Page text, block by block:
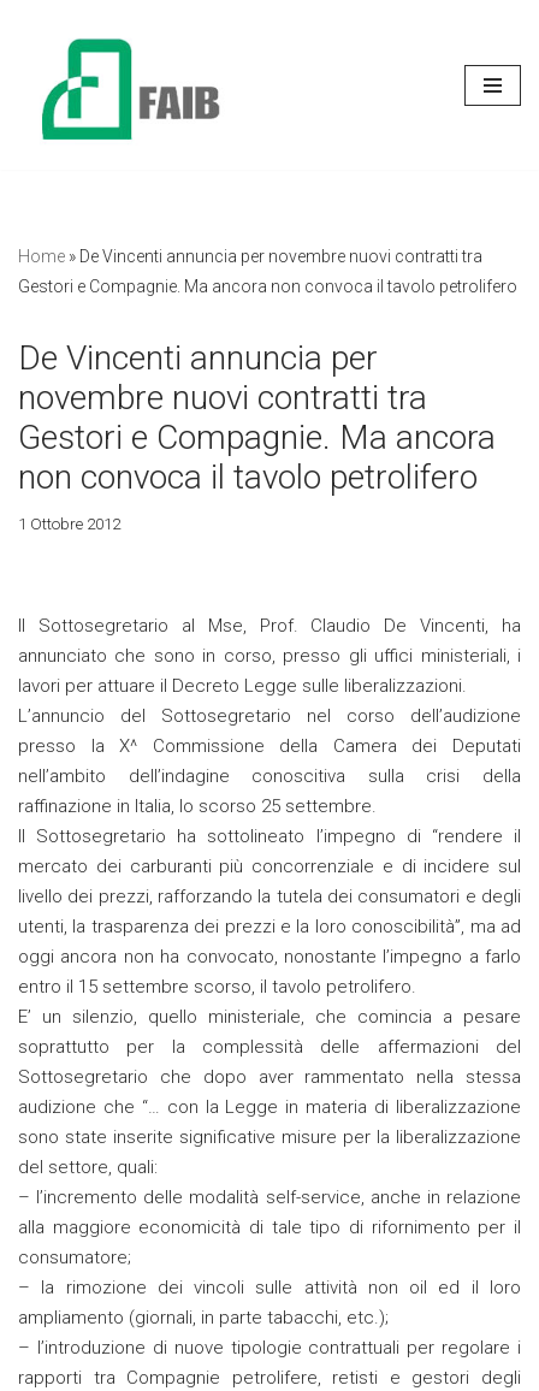
contenuto
Home » De Vincenti annuncia per novembre nuovi contratti tra
Gestori e Compagnie. Ma ancora non convoca il tavolo petrolifero
De Vincenti annuncia per
novembre nuovi contratti tra
Gestori e Compagnie. Ma ancora
non convoca il tavolo petrolifero
1 Ottobre 2012
Il Sottosegretario al Mse, Prof. Claudio De Vincenti, ha
annunciato che sono in corso, presso gli uffici ministeriali, i
lavori per attuare il Decreto Legge sulle liberalizzazioni.
L’annuncio del Sottosegretario nel corso dell’audizione
presso la X^ Commissione della Camera dei Deputati
nell’ambito dell’indagine conoscitiva sulla crisi della
raffinazione in Italia, lo scorso 25 settembre.
Il Sottosegretario ha sottolineato l’impegno di “rendere il
mercato dei carburanti più concorrenziale e di incidere sul
livello dei prezzi, rafforzando la tutela dei consumatori e degli
utenti, la trasparenza dei prezzi e la loro conoscibilità”, ma ad
oggi ancora non ha convocato, nonostante l’impegno a farlo
entro il 15 settembre scorso, il tavolo petrolifero.
E’ un silenzio, quello ministeriale, che comincia a pesare
soprattutto per la complessità delle affermazioni del
Sottosegretario che dopo aver rammentato nella stessa
audizione che “… con la Legge in materia di liberalizzazione
sono state inserite significative misure per la liberalizzazione
del settore, quali:
– l’incremento delle modalità self-service, anche in relazione
alla maggiore economicità di tale tipo di rifornimento per il
consumatore;
– la rimozione dei vincoli sulle attività non oil ed il loro
ampliamento (giornali, in parte tabacchi, etc.);
– l’introduzione di nuove tipologie contrattuali per regolare i
rapporti tra Compagnie petrolifere, retisti e gestori degli